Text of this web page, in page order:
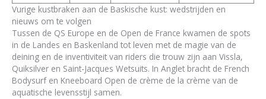
Vurige kustbraken aan de Baskische kust: wedstrijden en
nieuws om te volgen
Tussen de QS Europe en de Open de France kwamen de spots
in de Landes en Baskenland tot leven met de magie van de
deining en de inventiviteit van riders die trouw zijn aan Vissla,
Quiksilver en Saint-Jacques Wetsuits. In Anglet bracht de French
Bodysurf en Kneeboard Open de crème de la crème van de
aquatische levensstijl samen.